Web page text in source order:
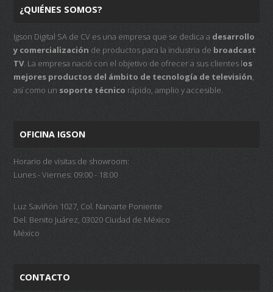
¿QUIÉNES SOMOS?
Igson Digital SA de CV es una empresa que se dedica a desarrollo
y comercialización de productos para la industria de broadcast
TV. La empresa nació con el objetivo de ofrecer a sus clientes los
mejores productos del ámbito de tecnología de televisión,
así como un soporte técnico rápido, amplio y accesible.
OFICINA IGSON
Horario de visitas de showroom:
Lunes - Viernes: 09:00 - 18:00
Luz Saviñón 1027, Col. Narvarte Poniente
Del. Benito Juárez, 03020 Ciudad de México
México
CONTACTO